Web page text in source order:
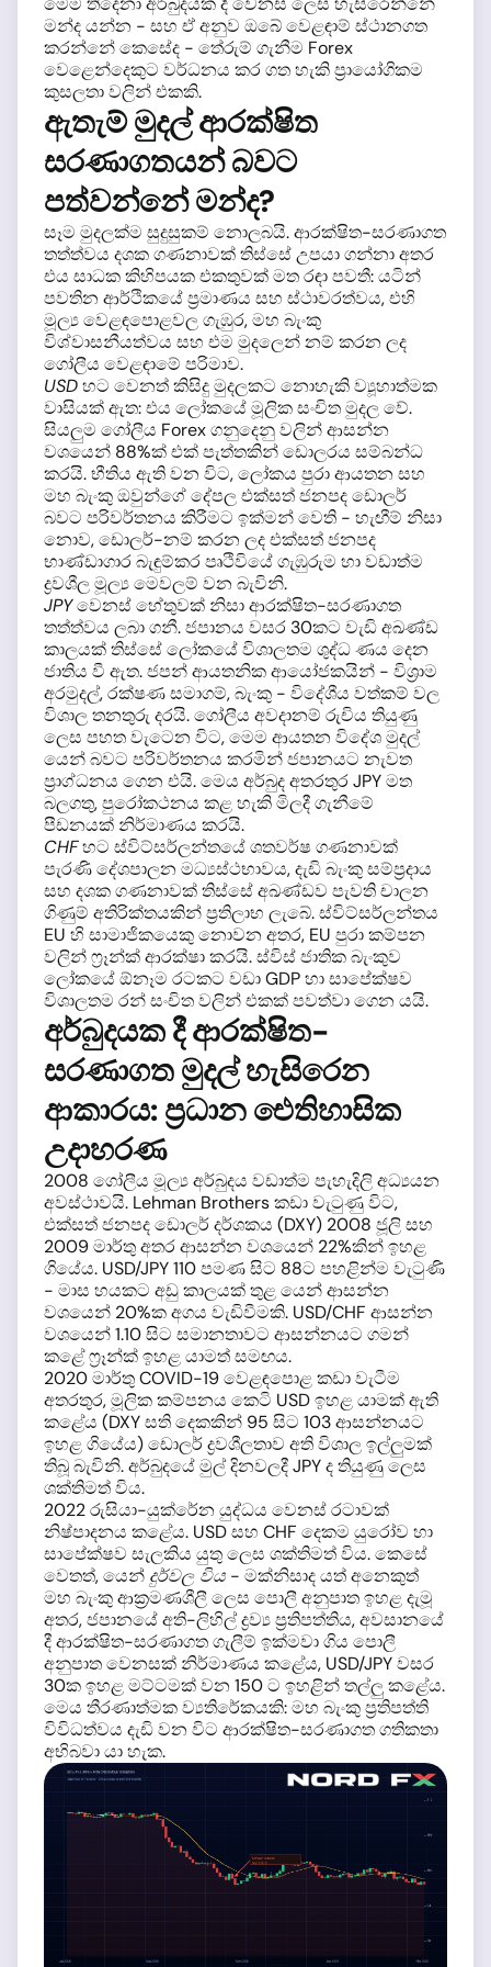
මන්ද යන්න - සහ ඒ අනුව ඔබේ වෙළඳාම් ස්ථානගත
කරන්නේ කෙසේද - තේරුම් ගැනීම Forex
වෙළෙන්දෙකුට වර්ධනය කර ගත හැකි ප්‍රායෝගිකම
කුසලතා වලින් එකකි.
ඇතැම් මුදල් ආරක්ෂිත
සරණාගතයන් බවට
පත්වන්නේ මන්ද?
සෑම මුදලක්ම සුදුසුකම් නොලබයි. ආරක්ෂිත-සරණාගත
තත්ත්වය දශක ගණනාවක් තිස්සේ උපයා ගන්නා අතර
එය සාධක කිහිපයක එකතුවක් මත රඳා පවතී: යටින්
පවතින ආර්ථිකයේ ප්‍රමාණය සහ ස්ථාවරත්වය, එහි
මූල්‍ය වෙළඳපොළවල ගැඹුර, මහ බැංකු
විශ්වාසනීයත්වය සහ එම මුදලෙන් නම් කරන ලද
ගෝලීය වෙළඳාමේ පරිමාව.
USDහට වෙනත් කිසිදු මුදලකට නොහැකි ව්‍යූහාත්මක
වාසියක් ඇත: එය ලෝකයේ මූලික සංචිත මුදල වේ.
සියලුම ගෝලීය Forex ගනුදෙනු වලින් ආසන්න
වශයෙන් 88%ක් එක් පැත්තකින් ඩොලරය සම්බන්ධ
කරයි. භීතිය ඇති වන විට, ලෝකය පුරා ආයතන සහ
මහ බැංකු ඔවුන්ගේ දේපල එක්සත් ජනපද ඩොලර්
බවට පරිවර්තනය කිරීමට ඉක්මන් වෙති - හැඟීම් නිසා
නොව, ඩොලර්-නම් කරන ලද එක්සත් ජනපද
භාණ්ඩාගාර බැඳුම්කර පෘථිවියේ ගැඹුරුම හා වඩාත්ම
ද්‍රවශීල මූල්‍ය මෙවලම් වන බැවිනි.
JPYවෙනස් හේතුවක් නිසා ආරක්ෂිත-සරණාගත
තත්ත්වය ලබා ගනී. ජපානය වසර 30කට වැඩි අඛණ්ඩ
කාලයක් තිස්සේ ලෝකයේ විශාලතම ශුද්ධ ණය දෙන
ජාතිය වී ඇත. ජපන් ආයතනික ආයෝජකයින් - විශ්‍රාම
අරමුදල්, රක්ෂණ සමාගම්, බැංකු - විදේශීය වත්කම් වල
විශාල තනතුරු දරයි. ගෝලීය අවදානම් රුචිය තියුණු
ලෙස පහත වැටෙන විට, මෙම ආයතන විදේශ මුදල්
යෙන් බවට පරිවර්තනය කරමින් ජපානයට නැවත
ප්‍රාග්ධනය ගෙන එයි. මෙය අර්බුද අතරතුර JPY මත
බලගතු, පුරෝකථනය කළ හැකි මිලදී ගැනීමේ
පීඩනයක් නිර්මාණය කරයි.
CHFහට ස්විට්සර්ලන්තයේ ශතවර්ෂ ගණනාවක්
පැරණි දේශපාලන මධ්‍යස්ථභාවය, දැඩි බැංකු සම්ප්‍රදාය
සහ දශක ගණනාවක් තිස්සේ අඛණ්ඩව පැවති චාලන
ගිණුම් අතිරික්තයකින් ප්‍රතිලාභ ලැබේ. ස්විට්සර්ලන්තය
EU හි සාමාජිකයෙකු නොවන අතර, EU පුරා කම්පන
වලින් ෆ්‍රෑන්ක් ආරක්ෂා කරයි. ස්විස් ජාතික බැංකුව
ලෝකයේ ඕනෑම රටකට වඩා GDP හා සාපේක්ෂව
විශාලතම රන් සංචිත වලින් එකක් පවත්වා ගෙන යයි.
අර්බුදයක දී ආරක්ෂිත-
සරණාගත මුදල් හැසිරෙන
ආකාරය: ප්‍රධාන ඓතිහාසික
උදාහරණ
2008 ගෝලීය මූල්‍ය අර්බුදය වඩාත්ම පැහැදිලි අධ්‍යයන
අවස්ථාවයි. Lehman Brothers කඩා වැටුණු විට,
එක්සත් ජනපද ඩොලර් දර්ශකය (DXY) 2008 ජූලි සහ
2009 මාර්තු අතර ආසන්න වශයෙන් 22%කින් ඉහළ
ගියේය. USD/JPY 110 පමණ සිට 88ට පහළින්ම වැටුණි
- මාස හයකට අඩු කාලයක් තුළ යෙන් ආසන්න
වශයෙන් 20%ක අගය වැඩිවීමකි. USD/CHF ආසන්න
වශයෙන් 1.10 සිට සමානතාවට ආසන්නයට ගමන්
කළේ ෆ්‍රෑන්ක් ඉහළ යාමත් සමඟය.
2020 මාර්තු COVID-19 වෙළඳපොළ කඩා වැටීම
අතරතුර, මූලික කම්පනය කෙටි USD ඉහළ යාමක් ඇති
කළේය (DXY සති දෙකකින් 95 සිට 103 ආසන්නයට
ඉහළ ගියේය) ඩොලර් ද්‍රවශීලතාව අති විශාල ඉල්ලුමක්
තිබූ බැවිනි. අර්බුදයේ මුල් දිනවලදී JPY ද තියුණු ලෙස
ශක්තිමත් විය.
2022 රුසියා-යුක්රේන යුද්ධය වෙනස් රටාවක්
නිෂ්පාදනය කළේය. USD සහ CHF දෙකම යුරෝව හා
සාපේක්ෂව සැලකිය යුතු ලෙස ශක්තිමත් විය. කෙසේ
වෙතත්, යෙන් දුර්වල විය - මක්නිසාද යත් අනෙකුත්
මහ බැංකු ආක්‍රමණශීලී ලෙස පොලී අනුපාත ඉහළ දැමූ
අතර, ජපානයේ අති-ලිහිල් ද්‍රව්‍ය ප්‍රතිපත්තිය, අවසානයේ
දී ආරක්ෂිත-සරණාගත ගැලීම් ඉක්මවා ගිය පොලී
අනුපාත වෙනසක් නිර්මාණය කළේය, USD/JPY වසර
30ක ඉහළ මට්ටමක් වන 150 ට ඉහළින් තල්ලු කළේය.
මෙය තීරණාත්මක ව්‍යතිරේකයකි: මහ බැංකු ප්‍රතිපත්ති
විවිධත්වය දැඩි වන විට ආරක්ෂිත-සරණාගත ගතිකතා
අභිබවා යා හැක.